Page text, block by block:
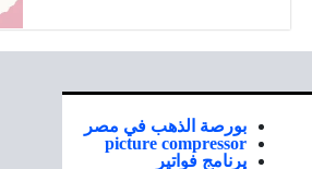
بورصة الذهب في مصر
picture compressor
برنامج فواتير